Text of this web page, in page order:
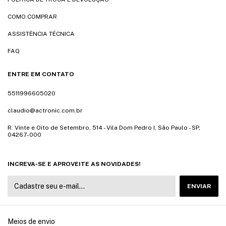
COMO COMPRAR
ASSISTÊNCIA TÉCNICA
FAQ
ENTRE EM CONTATO
5511996605020
claudio@actronic.com.br
R. Vinte e Oito de Setembro, 514 - Vila Dom Pedro I, São Paulo - SP,
04267-000
INCREVA-SE E APROVEITE AS NOVIDADES!
Meios de envio